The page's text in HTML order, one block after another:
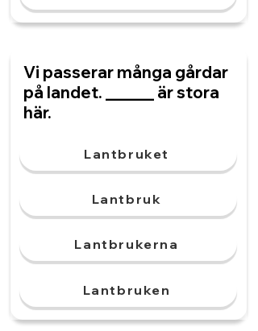
Vi passerar många gårdar
på landet. ______ är stora
här.
Lantbruket
Lantbruk
Lantbrukerna
Lantbruken